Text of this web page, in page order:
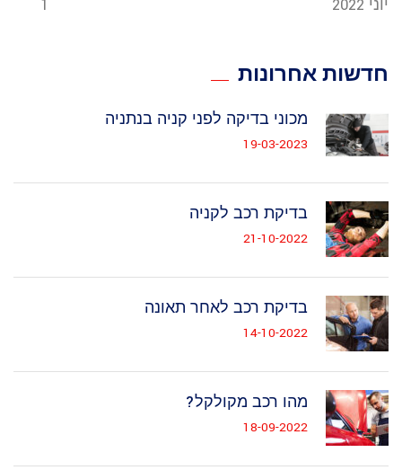
יוני 2022 1
חדשות אחרונות
מכוני בדיקה לפני קניה בנתניה
19-03-2023
בדיקת רכב לקניה
21-10-2022
בדיקת רכב לאחר תאונה
14-10-2022
מהו רכב מקולקל?
18-09-2022